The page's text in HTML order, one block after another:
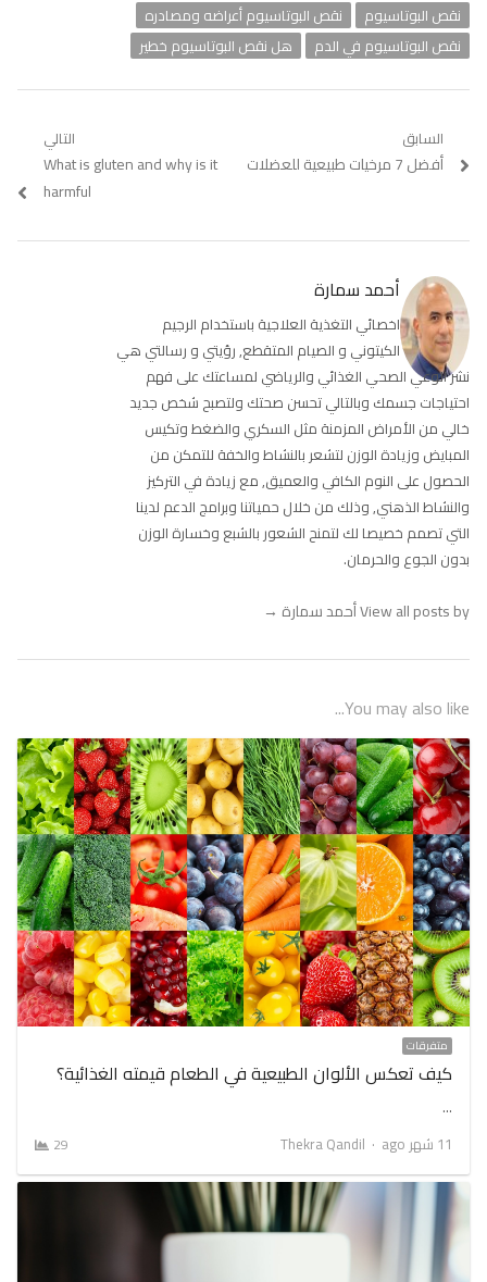
نقص البوتاسيوم
نقص البوتاسيوم أعراضه ومصادره
نقص البوتاسيوم في الدم
هل نقص البوتاسيوم خطير
تصفّح
المقالات
السابق
Previous
أفضل 7 مرخيات طبيعية للعضلات
التالي
Next
What is gluten and why is it
harmful
أحمد سمارة
اخصائي التغذية العلاجية باستخدام الرجيم
الكيتوني و الصيام المتقطع, رؤيتي و رسالتي هي
نشر الوعي الصحي الغذائي والرياضي لمساعتك على فهم
احتياجات جسمك وبالتالي تحسن صحتك ولتصبح شخص جديد
خالي من الأمراض المزمنة مثل السكري والضغط وتكيس
المبايض وزيادة الوزن لتشعر بالنشاط والخفة للتمكن من
الحصول على النوم الكافي والعميق, مع زيادة في التركيز
والنشاط الذهني, وذلك من خلال حمياتنا وبرامج الدعم لدينا
التي تصمم خصيصا لك لتمنح الشعور بالشبع وخسارة الوزن
بدون الجوع والحرمان.
View all posts by أحمد سمارة →
You may also like...
متفرقات
كيف تعكس الألوان الطبيعية في الطعام قيمته الغذائية؟
…
11 شهر ago
Author
Thekra Qandil
29